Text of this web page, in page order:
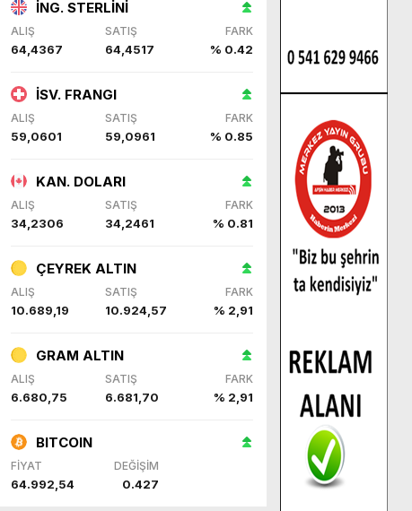
İNG. STERLİNİ
ALIŞ SATIŞ FARK
64,4367 64,4517 % 0.42
İSV. FRANGI
ALIŞ SATIŞ FARK
59,0601 59,0961 % 0.85
KAN. DOLARI
ALIŞ SATIŞ FARK
34,2306 34,2461 % 0.81
ÇEYREK ALTIN
ALIŞ SATIŞ FARK
10.689,19 10.924,57 % 2,91
GRAM ALTIN
ALIŞ SATIŞ FARK
6.680,75 6.681,70 % 2,91
BITCOIN
FİYAT DEĞİŞİM
64.992,54 0.427